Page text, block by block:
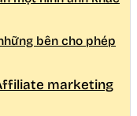
bên cho phép
marketing